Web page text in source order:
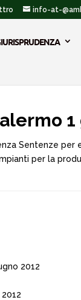
info-at-
Sentenze per
per la
2012